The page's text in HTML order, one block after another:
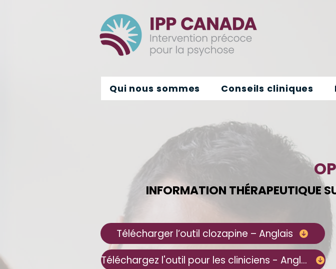
Qui nous sommes Conseils cliniques
INFORMATION THÉRAPEUTIQUE
Télécharger l’outil clozapine – Anglais
Téléchargez l'outil pour les cliniciens - Anglais